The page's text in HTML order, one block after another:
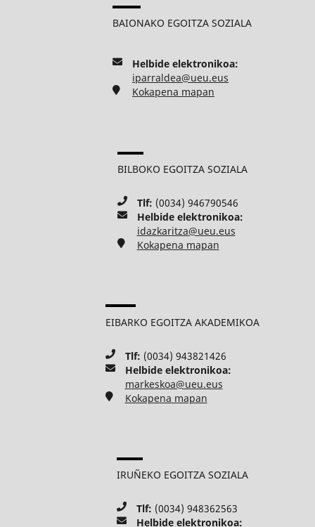
BAIONAKO EGOITZA SOZIALA
Helbide elektronikoa:
iparraldea@ueu.eus
Kokapena mapan
BILBOKO EGOITZA SOZIALA
Tlf: (0034) 946790546
Helbide elektronikoa:
idazkaritza@ueu.eus
Kokapena mapan
EIBARKO EGOITZA AKADEMIKOA
Tlf: (0034) 943821426
Helbide elektronikoa:
markeskoa@ueu.eus
Kokapena mapan
IRUÑEKO EGOITZA SOZIALA
Tlf: (0034) 948362563
Helbide elektronikoa: